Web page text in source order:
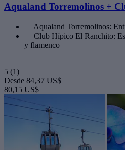
Aqualand Torremolinos +
Aqualand Torremolinos:
Club Hípico El Ranchito:
y flamenco
5 (1)
Desde 84,37 US$
80,15 US$